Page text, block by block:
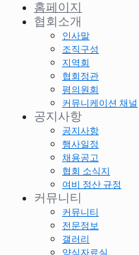
홈페이지
협회소개
인사말
조직구성
지역회
협회정관
평의원회
커뮤니케이션 채널
공지사항
공지사항
행사일정
채용공고
협회 소식지
여비 정산 규정
커뮤니티
커뮤니티
전문정보
갤러리
양식자료실